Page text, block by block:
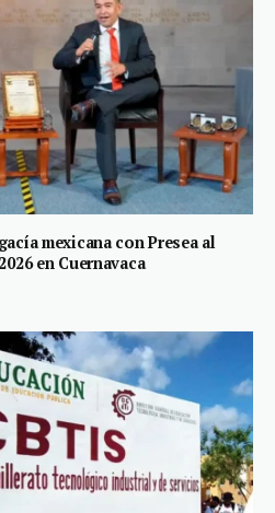
mexicana con Presea al
en Cuernavaca